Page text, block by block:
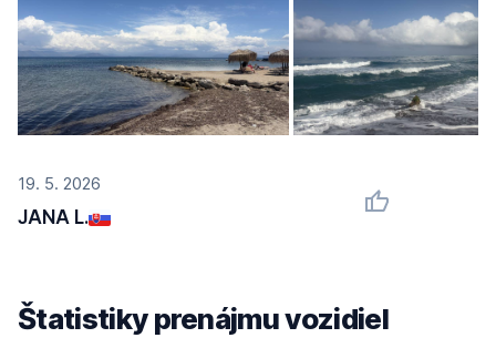
19. 5. 2026
JANA L.
Štatistiky prenájmu vozidiel